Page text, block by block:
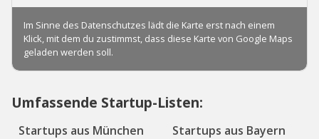
Umfassende Startup-Listen:
Startups aus München
Startups aus Bayern